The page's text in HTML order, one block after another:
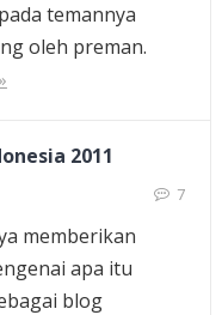
temannya
oleh preman.
2011
7
memberikan
apa itu
blog